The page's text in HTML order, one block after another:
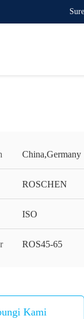
China,Germany
ROSCHEN
ISO
ROS45-65
Kami